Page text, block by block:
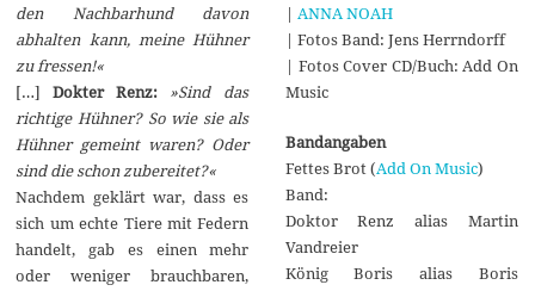
den Nachbarhund davon
abhalten kann, meine Hühner
zu fressen!«
[…]Dokter Renz:
»Sind das
richtige Hühner? So wie sie als
Hühner gemeint waren? Oder
sind die schon zubereitet?«
Nachdem geklärt war, dass es
sich um echte Tiere mit Federn
handelt, gab es einen mehr
oder weniger brauchbaren,
| ANNA NOAH
| Fotos Band: Jens Herrndorff
| Fotos Cover CD/Buch: Add On
Music
Bandangaben
Fettes Brot (Add On Music)
Band:
Doktor Renz alias Martin
Vandreier
König Boris alias Boris